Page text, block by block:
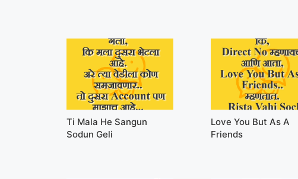
Ti Mala He Sangun
Sodun Geli
Love You But As A
Friends